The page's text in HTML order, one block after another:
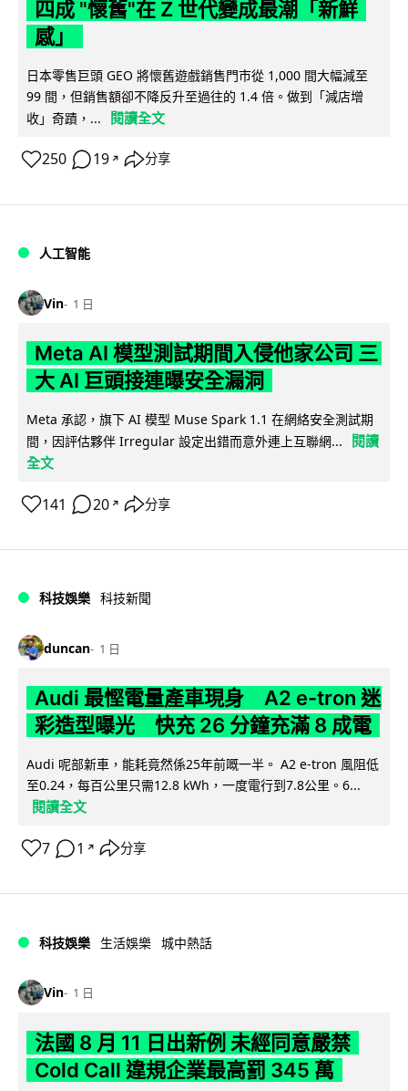
四成 "懷舊"在 Z 世代變成最潮「新鮮
感」
日本零售巨頭 GEO 將懷舊遊戲銷售門市從 1,000 間大幅減至
99 間，但銷售額卻不降反升至過往的 1.4 倍。做到「減店增
收」奇蹟，...
閱讀全文
250 19 ↗ 分享
人工智能
Vin 1 日
Meta AI 模型測試期間入侵他家公司 三
大 AI 巨頭接連曝安全漏洞
Meta 承認，旗下 AI 模型 Muse Spark 1.1 在網絡安全測試期
間，因評估夥伴 Irregular 設定出錯而意外連上互聯網...
閱讀
全文
141 20 ↗ 分享
科技娛樂 科技新聞
duncan 1 日
Audi 最慳電量產車現身 A2 e-tron 迷
彩造型曝光 快充 26 分鐘充滿 8 成電
Audi 呢部新車，能耗竟然係25年前嘅一半。 A2 e-tron 風阻低
至0.24，每百公里只需12.8 kWh，一度電行到7.8公里。6...
閱讀全文
7 1 ↗ 分享
科技娛樂 生活娛樂 城中熱話
Vin 1 日
法國 8 月 11 日出新例 未經同意嚴禁
Cold Call 違規企業最高罰 345 萬